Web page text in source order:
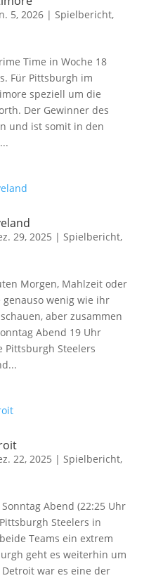
5, 2026| Spielbericht,
Time in Woche 18
Für Pittsburgh im
speziell um die
Der Gewinner des
und ist somit in den
29, 2025 | Spielbericht,
Morgen, Mahlzeit oder
wenig wie ihr
aber zusammen
Abend 19 Uhr
Pittsburgh Steelers
22, 2025 | Spielbericht,
Abend (22:25 Uhr
Steelers in
Teams ein extrem
geht es weiterhin um
war es eine der